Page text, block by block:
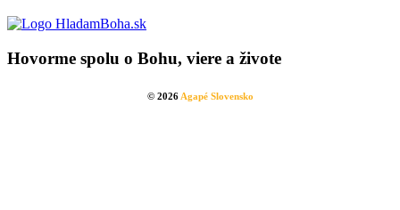
Hovorme spolu o Bohu, viere a živote
© 2026 Agapé Slovensko